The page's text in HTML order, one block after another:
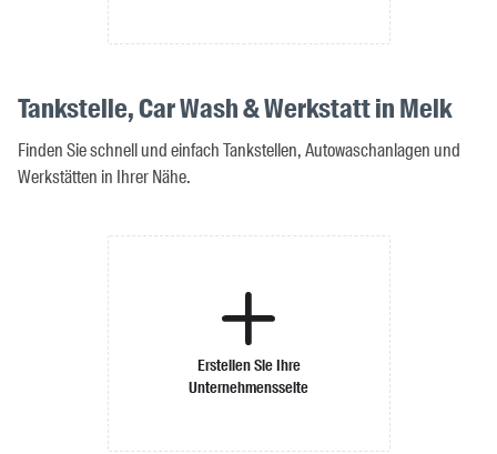
Tankstelle, Car Wash & Werkstatt in Melk
Finden Sie schnell und einfach Tankstellen, Autowaschanlagen und
Werkstätten in Ihrer Nähe.
Erstellen Sie Ihre
Unternehmensseite